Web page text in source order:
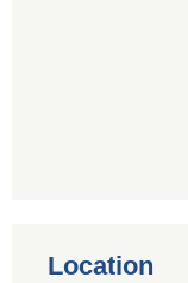
Location